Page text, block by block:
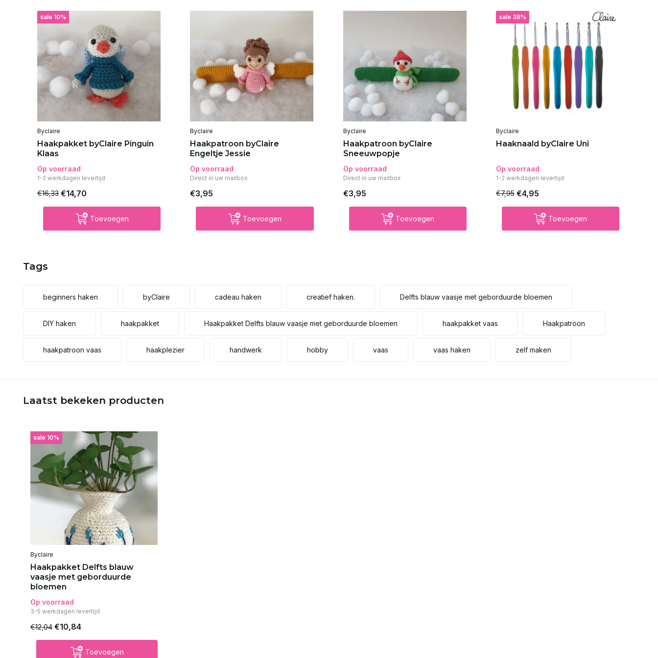
sale 10%
Byclaire
Haakpakket byClaire Pinguin
Klaas
Op voorraad
1-2 werkdagen levertijd
€16,33 €14,70
Toevoegen
Byclaire
Haakpatroon byClaire
Engeltje Jessie
Op voorraad
Direct in uw mailbox
€3,95
Toevoegen
Byclaire
Haakpatroon byClaire
Sneeuwpopje
Op voorraad
Direct in uw mailbox
€3,95
Toevoegen
sale 38%
Byclaire
Haaknaald byClaire Uni
Op voorraad
1-2 werkdagen levertijd
€7,95 €4,95
Toevoegen
Tags
beginners haken byClaire cadeau haken creatief haken. Delfts blauw vaasje met geborduurde bloemen
DIY haken haakpakket Haakpakket Delfts blauw vaasje met geborduurde bloemen haakpakket vaas Haakpatroon
haakpatroon vaas haakplezier handwerk hobby vaas vaas haken zelf maken
Laatst bekeken producten
sale 10%
Byclaire
Haakpakket Delfts blauw
vaasje met geborduurde
bloemen
Op voorraad
3-5 werkdagen levertijd
€12,04 €10,84
Toevoegen